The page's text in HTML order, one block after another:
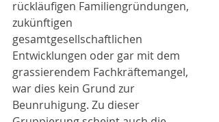
rückläufigen Familiengründungen,
zukünftigen
gesamtgesellschaftlichen
Entwicklungen oder gar mit dem
grassierendem Fachkräftemangel,
war dies kein Grund zur
Beunruhigung. Zu dieser